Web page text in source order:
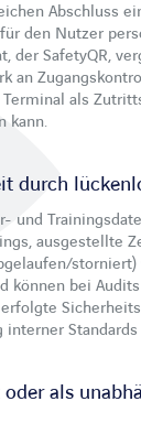
Abschluss
den Nutzer
der SafetyQR,
an
Terminal als
kann.
durch
und
ausgestellte
können bei
interner
als